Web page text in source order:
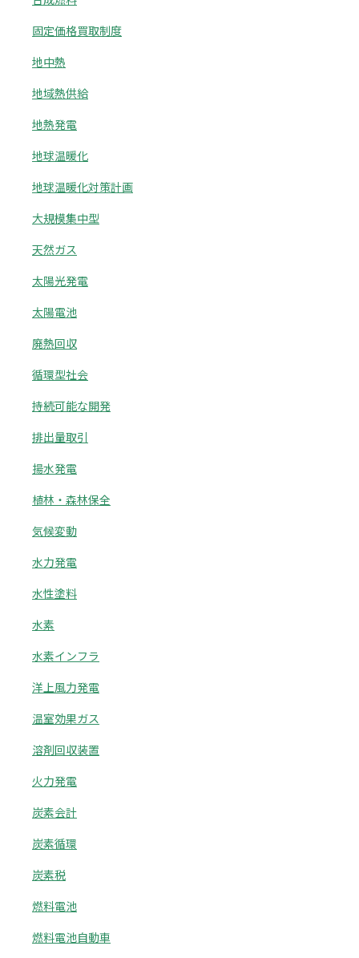
固定価格買取制度
地中熱
地域熱供給
地熱発電
地球温暖化
地球温暖化対策計画
大規模集中型
天然ガス
太陽光発電
太陽電池
廃熱回収
循環型社会
持続可能な開発
排出量取引
揚水発電
植林・森林保全
気候変動
水力発電
水性塗料
水素
水素インフラ
洋上風力発電
温室効果ガス
溶剤回収装置
火力発電
炭素会計
炭素循環
炭素税
燃料電池
燃料電池自動車